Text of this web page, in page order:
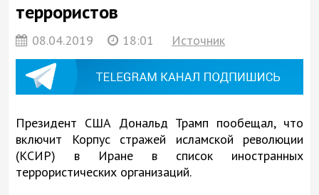
террористов
08.04.2019 18:01 Источник
Президент США Дональд Трамп пообещал, что
включит Корпус стражей исламской революции
(КСИР) в Иране в список иностранных
террористических организаций.